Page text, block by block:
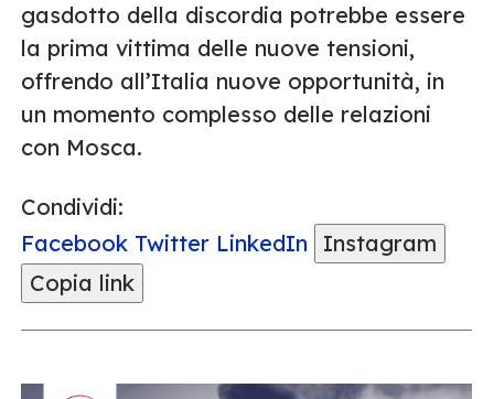
gasdotto della discordia potrebbe essere
la prima vittima delle nuove tensioni,
offrendo all’Italia nuove opportunità, in
un momento complesso delle relazioni
con Mosca.
Condividi:
Facebook Twitter LinkedIn
Instagram
Copia link